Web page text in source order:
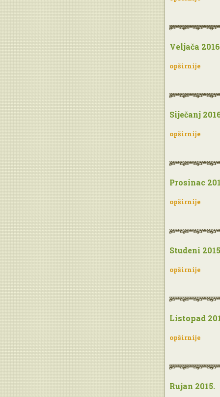
Veljača
opširnije
Siječanj
opširnije
Prosinac
opširnije
Studeni
opširnije
Listopad
opširnije
Rujan 2015.